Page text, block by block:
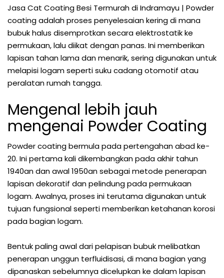
Jasa Cat Coating Besi Termurah di Indramayu | Powder
coating adalah proses penyelesaian kering di mana
bubuk halus disemprotkan secara elektrostatik ke
permukaan, lalu diikat dengan panas. Ini memberikan
lapisan tahan lama dan menarik, sering digunakan untuk
melapisi logam seperti suku cadang otomotif atau
peralatan rumah tangga.
Mengenal lebih jauh
mengenai Powder Coating
Powder coating bermula pada pertengahan abad ke-
20. Ini pertama kali dikembangkan pada akhir tahun
1940an dan awal 1950an sebagai metode penerapan
lapisan dekoratif dan pelindung pada permukaan
logam. Awalnya, proses ini terutama digunakan untuk
tujuan fungsional seperti memberikan ketahanan korosi
pada bagian logam.
Bentuk paling awal dari pelapisan bubuk melibatkan
penerapan unggun terfluidisasi, di mana bagian yang
dipanaskan sebelumnya dicelupkan ke dalam lapisan